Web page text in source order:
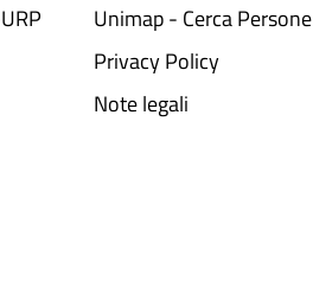
Unimap - Cerca Persone
Privacy Policy
Note legali